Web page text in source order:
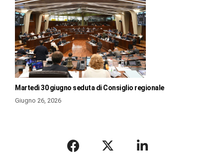
Martedì 30 giugno seduta di Consiglio regionale
Giugno 26, 2026